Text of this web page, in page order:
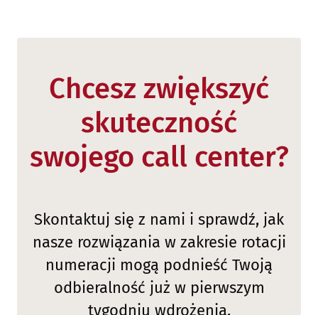
Chcesz zwiększyć
skuteczność
swojego call center?
Skontaktuj się z nami i sprawdź, jak
nasze rozwiązania w zakresie rotacji
numeracji mogą podnieść Twoją
odbieralność już w pierwszym
tygodniu wdrożenia.